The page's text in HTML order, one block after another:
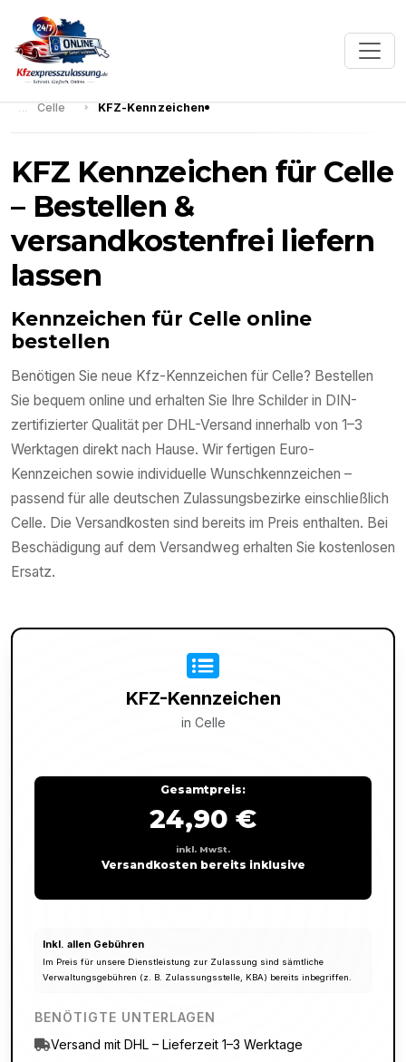
Celle KFZ-Kennzeichen
KFZ Kennzeichen für Celle
– Bestellen &
versandkostenfrei liefern
lassen
Kennzeichen für Celle online
bestellen
Benötigen Sie neue Kfz-Kennzeichen für Celle? Bestellen
Sie bequem online und erhalten Sie Ihre Schilder in DIN-
zertifizierter Qualität per DHL-Versand innerhalb von 1–3
Werktagen direkt nach Hause. Wir fertigen Euro-
Kennzeichen sowie individuelle Wunschkennzeichen –
passend für alle deutschen Zulassungsbezirke einschließlich
Celle. Die Versandkosten sind bereits im Preis enthalten. Bei
Beschädigung auf dem Versandweg erhalten Sie kostenlosen
Ersatz.
KFZ-Kennzeichen
in Celle
Gesamtpreis:
24,90 €
inkl. MwSt.
Versandkosten bereits inklusive
Inkl. allen Gebühren
Im Preis für unsere Dienstleistung zur Zulassung sind sämtliche
Verwaltungsgebühren (z. B. Zulassungsstelle, KBA) bereits inbegriffen.
BENÖTIGTE UNTERLAGEN
Versand mit DHL – Lieferzeit 1–3 Werktage